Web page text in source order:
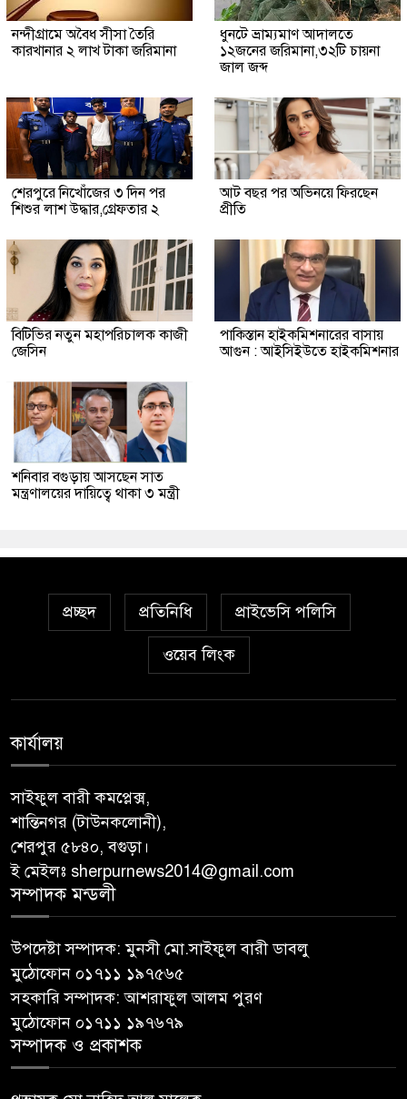
নন্দীগ্রামে অবৈধ সীসা তৈরি
কারখানার ২ লাখ টাকা জরিমানা
ধুনটে ভ্রাম্যমাণ আদালতে
১২জনের জরিমানা,৩২টি চায়না
জাল জব্দ
শেরপুরে নিখোঁজের ৩ দিন পর
শিশুর লাশ উদ্ধার,গ্রেফতার ২
আট বছর পর অভিনয়ে ফিরছেন
প্রীতি
বিটিভির নতুন মহাপরিচালক কাজী
জেসিন
পাকিস্তান হাইকমিশনারের বাসায়
আগুন : আইসিইউতে হাইকমিশনার
শনিবার বগুড়ায় আসছেন সাত
মন্ত্রণালয়ের দায়িত্বে থাকা ৩ মন্ত্রী
প্রচ্ছদ প্রতিনিধি প্রাইভেসি পলিসি
ওয়েব লিংক
কার্যালয়
সাইফুল বারী কমপ্লেক্স,
শান্তিনগর (টাউনকলোনী),
শেরপুর ৫৮৪০, বগুড়া।
ই মেইলঃ sherpurnews2014@gmail.com
সম্পাদক মন্ডলী
উপদেষ্টা সম্পাদক: মুনসী মো.সাইফুল বারী ডাবলু
মুঠোফোন ০১৭১১ ১৯৭৫৬৫
সহকারি সম্পাদক: আশরাফুল আলম পুরণ
মুঠোফোন ০১৭১১ ১৯৭৬৭৯
সম্পাদক ও প্রকাশক